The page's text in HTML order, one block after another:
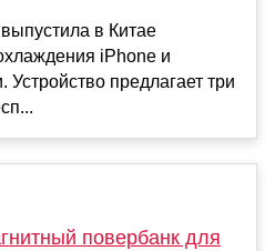
в Китае
iPhone и
Устройство предлагает три
повербанк для